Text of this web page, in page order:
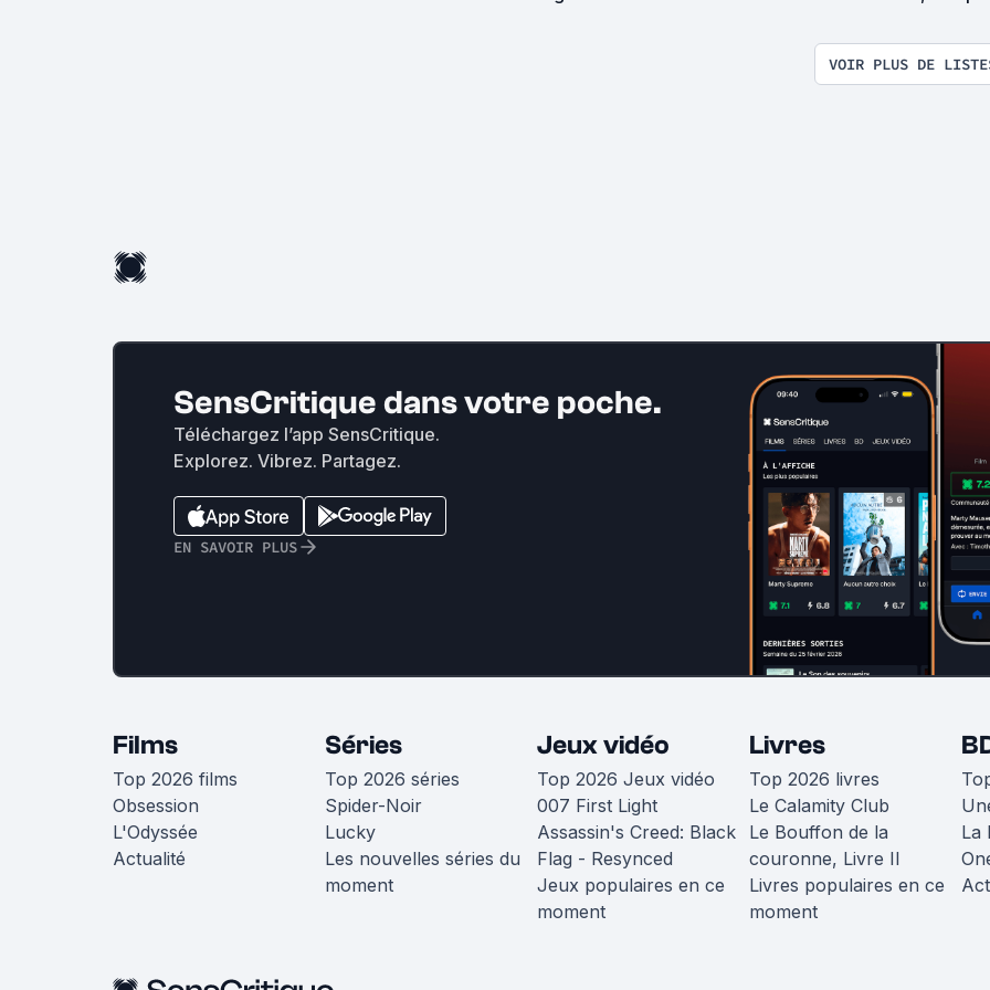
VOIR PLUS DE
SensCritique dans votre poche.
Téléchargez l’app SensCritique.
Explorez. Vibrez. Partagez.
EN SAVOIR PLUS
Films
Top 2026 films
Obsession
L'Odyssée
Actualité
Séries
Top 2026 séries
Spider-Noir
Lucky
Les nouvelles séries du
moment
Jeux vidéo
Top 2026 Jeux vidéo
007 First Light
Assassin's Creed: Black
Flag - Resynced
Jeux populaires en ce
moment
Livres
Top 2026 livres
Le Calamity Club
Le Bouffon de la
couronne, Livre II
Livres populaires en ce
moment
La